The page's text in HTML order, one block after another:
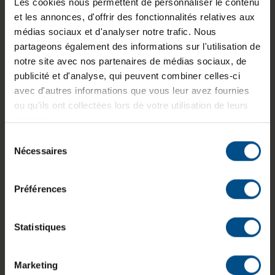
et les annonces, d'offrir des fonctionnalités relatives aux
médias sociaux et d'analyser notre trafic. Nous
partageons également des informations sur l'utilisation de
notre site avec nos partenaires de médias sociaux, de
publicité et d'analyse, qui peuvent combiner celles-ci
avec d'autres informations que vous leur avez fournies
ou qu'ils ont collectées lors de votre utilisation de leurs
services.
Nécessaires
Préférences
Statistiques
Marketing
32 Go de mémoire vive DDR4, d'un SSD NVMe
de 500 Go et d'une carte graphique NVIDIA
Quadro T1000, il convient aux logiciels de
conception, de modélisation 3D, de traitement
d'images et aux applications métiers. Son écran
Full HD antireflet de 15,6 pouces et sa
connectique professionnelle répondent aux
Diagonale
15,6 pouces